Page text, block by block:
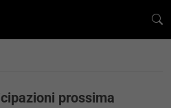
prossima